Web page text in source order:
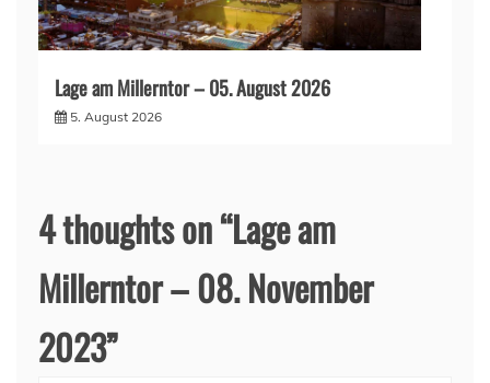
Lage am Millerntor – 05. August 2026
5. August 2026
4 thoughts on “Lage am
Millerntor – 08. November
2023”